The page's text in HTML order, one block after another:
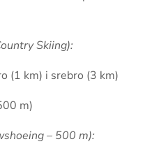
Skiing):
(1 km) i srebro (3 km)
m)
– 500 m):